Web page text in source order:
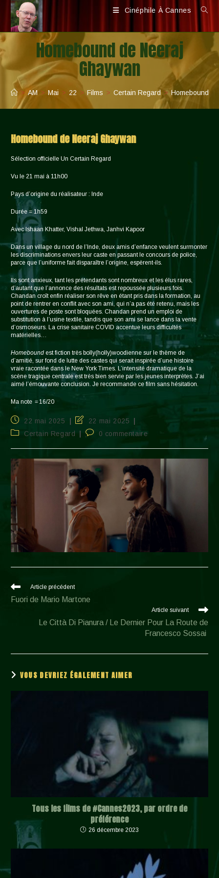
Skip
content
Cinéphile À Cannes
Homebound de Neeraj
Ghaywan
> AM > Mai > 22 > Films > Certain Regard > Homebound
Homebound de Neeraj Ghaywan
Sélection officielle Un Certain Regard
Vu le 21 mai à 11h00
Pays d’origine du réalisateur : Inde
Durée = 1h59
Avec Ishaan Khatter, Vishal Jethwa, Janhvi Kapoor
Dans un village du nord de l’Inde, deux amis d’enfance veulent surmonter
les discriminations envers leur caste en passant le concours de police,
parce que l’uniforme fait disparaître l’origine, espèrent-ils.
Ils sont anxieux, tant les prétendants sont nombreux et les élus rares,
d’autant que l’annonce des résultats est repoussée plusieurs fois.
Chandan croît enfin réaliser son rêve en étant pris dans la formation, au
point de rentrer en conflit avec son ami, qui n’a pas été retenu, mais les
ouvertures de poste sont bloquées. Chandan prend un emploi de
substitution à l’usine textile, tandis que son ami se lance dans la vente
d’osmoseurs. La crise sanitaire COVID accentue leurs difficultés
matérielles…
Homebound est fiction très bolly(holly)woodienne sur le thème de
d’amitié, sur fond de lutte des castes qui serait inspirée d’une histoire
vraie racontée dans le New York Times. L’intensité dramatique de la
scène tragique centrale est très bien servie par les jeunes interprètes. J’ai
aimé l’émouvante conclusion. Je recommande ce film sans hésitation.
Ma note ‎ = 16/20
Publication
publiée :
22 mai 2025
Dernière
modification
de
la
22 mai 2025
PostCertain Regard
Commentaires
la
publication :
0 commentaire
Read
more
articles
Article précédent
Fuori de Mario Martone
Article suivant
Le Città Di Pianura / Le Dernier Pour La Route de
Francesco Sossai
VOUS DEVRIEZ ÉGALEMENT AIMER
Tous les films de #Cannes2023, par ordre de
préférence
26 décembre 2023